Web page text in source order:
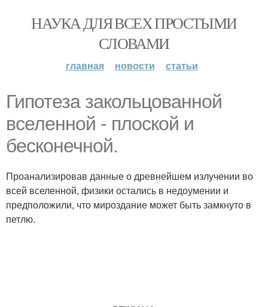
НАУКА ДЛЯ ВСЕХ ПРОСТЫМИ
СЛОВАМИ
главная новости статьи
Гипотеза закольцованной
вселенной - плоской и
бесконечной.
Проанализировав данные о древнейшем излучении во
всей вселенной, физики остались в недоумении и
предположили, что мироздание может быть замкнуто в
петлю.